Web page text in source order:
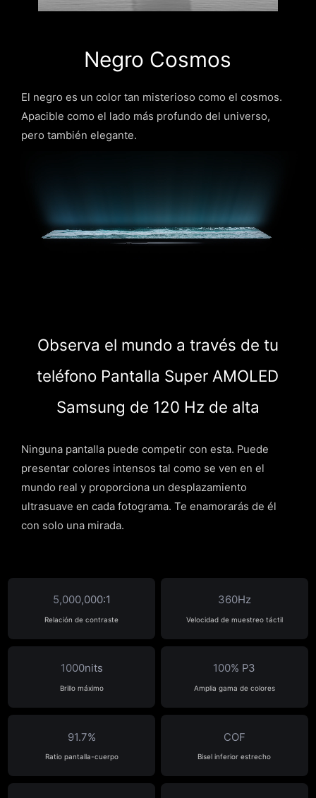
Negro Cosmos
El negro es un color tan misterioso como el cosmos.
Apacible como el lado más profundo del universo,
pero también elegante.
Observa el mundo a través de tu
teléfono Pantalla Super AMOLED
Samsung de 120 Hz de alta
Ninguna pantalla puede competir con esta. Puede
presentar colores intensos tal como se ven en el
mundo real y proporciona un desplazamiento
ultrasuave en cada fotograma. Te enamorarás de él
con solo una mirada.
5,000,000:1
Relación de contraste
360Hz
Velocidad de muestreo táctil
1000nits
Brillo máximo
100% P3
Amplia gama de colores
91.7%
Ratio pantalla-cuerpo
COF
Bisel inferior estrecho